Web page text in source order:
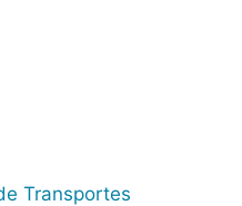
Transportes